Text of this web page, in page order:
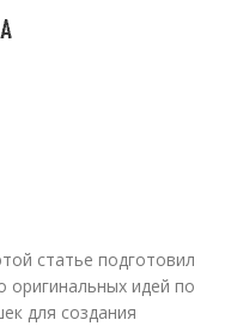
статье подготовил
оригинальных идей по
для создания